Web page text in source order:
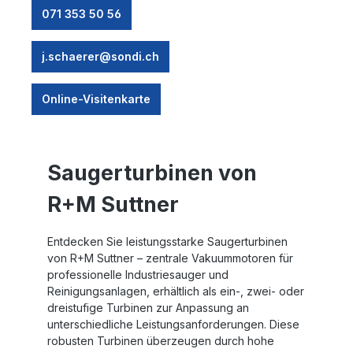
071 353 50 56
j.schaerer@sondi.ch
Online-Visitenkarte
Saugerturbinen von
R+M Suttner
Entdecken Sie leistungsstarke Saugerturbinen
von R+M Suttner – zentrale Vakuummotoren für
professionelle Industriesauger und
Reinigungsanlagen, erhältlich als ein-, zwei- oder
dreistufige Turbinen zur Anpassung an
unterschiedliche Leistungsanforderungen. Diese
robusten Turbinen überzeugen durch hohe